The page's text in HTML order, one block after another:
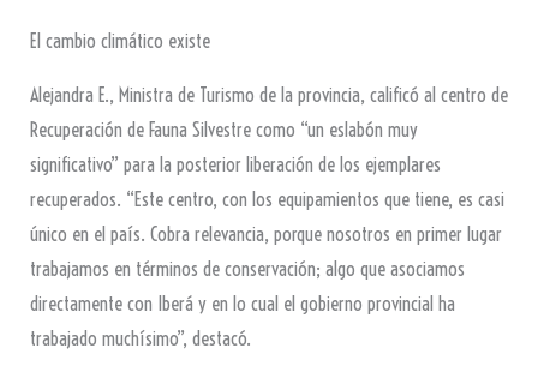
El cambio climático existe
Alejandra E., Ministra de Turismo de la provincia, calificó al centro de
Recuperación de Fauna Silvestre como “un eslabón muy
significativo” para la posterior liberación de los ejemplares
recuperados. “Este centro, con los equipamientos que tiene, es casi
único en el país. Cobra relevancia, porque nosotros en primer lugar
trabajamos en términos de conservación; algo que asociamos
directamente con Iberá y en lo cual el gobierno provincial ha
trabajado muchísimo”, destacó.